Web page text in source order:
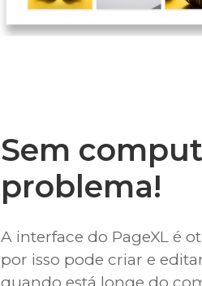
Sem
problema!
A interface do PageXL é
por isso pode criar e